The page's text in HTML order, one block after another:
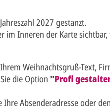
2027 gestanzt.
im Inneren der Karte
Weihnachtsgruß-Text,
die Option "Profi
Absenderadresse oder